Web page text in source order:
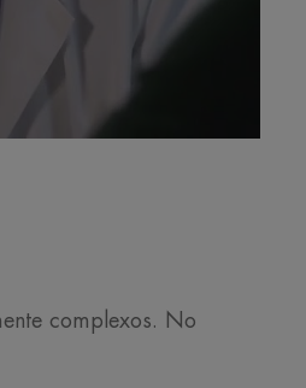
complexos. No